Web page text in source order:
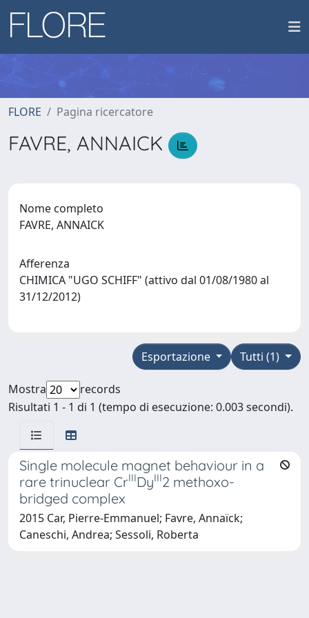
FLORE Pagina ricercatore
FAVRE, ANNAICK
Nome completo
FAVRE, ANNAICK
Afferenza
CHIMICA "UGO SCHIFF" (attivo dal 01/08/1980 al
31/12/2012)
Tutti (1)
Esportazione
Mostra
records
Risultati 1 - 1 di 1 (tempo di esecuzione: 0.003 secondi).
Single molecule magnet behaviour in a
rare trinuclear CrIIIDyIII2 methoxo-
bridged complex
2015 Car, Pierre-Emmanuel; Favre, Annaïck;
Caneschi, Andrea; Sessoli, Roberta